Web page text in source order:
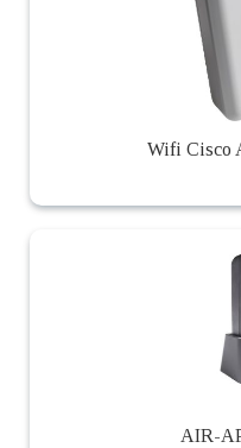
Wifi Cisco
AIR-